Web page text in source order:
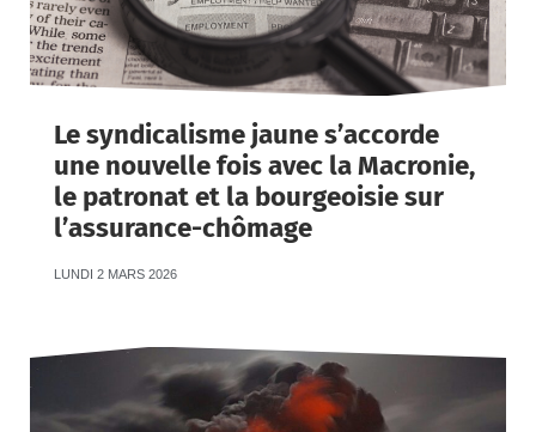
Le syndicalisme jaune s’accorde
une nouvelle fois avec la Macronie,
le patronat et la bourgeoisie sur
l’assurance-chômage
LUNDI 2 MARS 2026